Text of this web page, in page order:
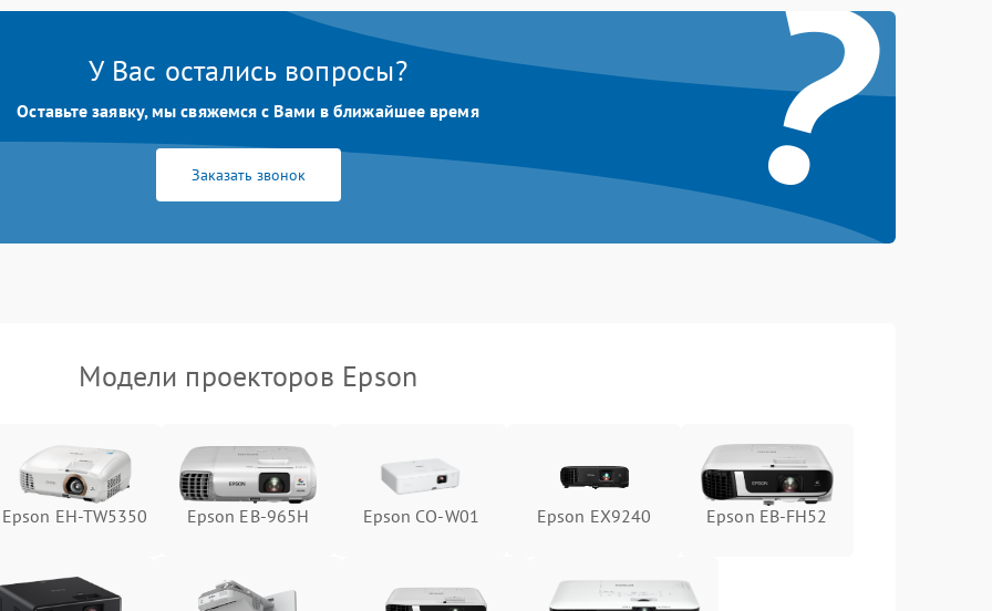
Неравномерная подсветка экрана 1 год
Не работает автоматическая
коррекция трапеции (Keystone)
Подробнее →
Проблемы с масштабированием
Подробнее →
?
У Вас остались вопросы?
Оставьте заявку, мы свяжемся с Вами в ближайшее время
Заказать звонок
Модели проекторов Epson
Epson EH-TW5350 Epson EB-965H Epson CO-W01 Epson EX9240 Epson EB-FH52